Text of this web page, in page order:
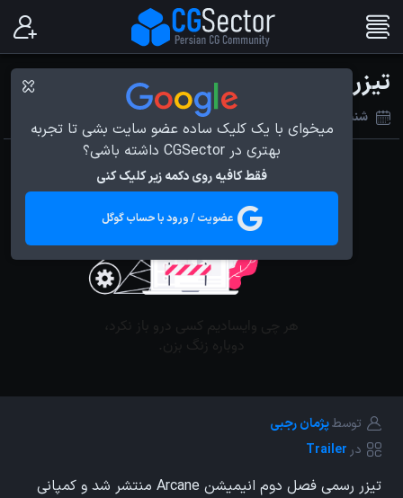
میخوای با یک کلیک ساده عضو سایت بشی تا تجربه
بهتری در CGSector داشته باشی؟
فقط کافیه روی دکمه زیر کلیک کنی
عضویت / ورود با حساب گوگل
تیزر فصل دوم انیمیشن Arcane
شنبه 26 خرداد 1403
توسطپژمان رجبی
در Trailer
تیزر رسمی فصل دوم انیمیشن Arcane منتشر شد و کمپانی